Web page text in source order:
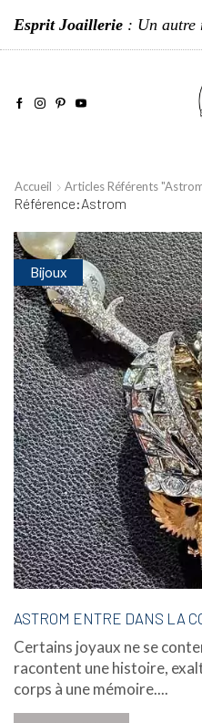
Esprit Joaillerie : Un autre
Accueil Articles Référents
Référence:Astrom
Bijoux
ASTROM ENTRE DANS LA
Certains joyaux ne se
racontent une histoire,
corps à une mémoire....